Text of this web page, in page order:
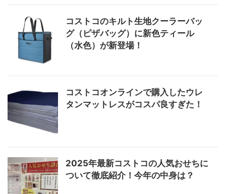
コストコのキルト生地クーラーバッ
グ（ピザバッグ）に新色ティール
（水色）が新登場！
コストコオンラインで購入したウレ
タンマットレスがコスパ良すぎた！
2025年最新コストコの人気おせちに
ついて徹底紹介！今年の中身は？